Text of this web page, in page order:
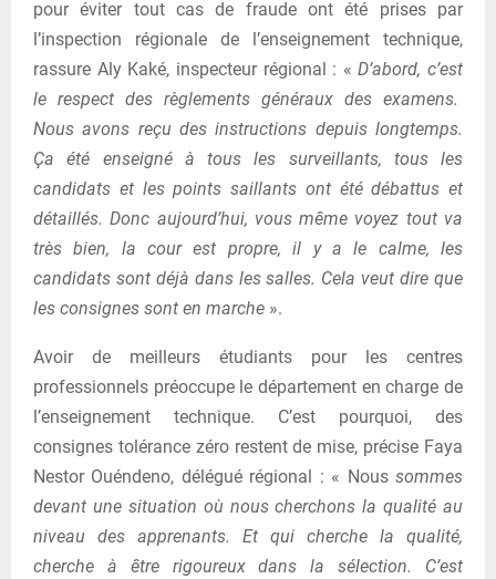
pour éviter tout cas de fraude ont été prises par
l’inspection régionale de l’enseignement technique,
rassure Aly Kaké, inspecteur régional : «D’abord, c’est
le respect des règlements généraux des examens.
Nous avons reçu des instructions depuis longtemps.
Ça été enseigné à tous les surveillants, tous les
candidats et les points saillants ont été débattus et
détaillés. Donc aujourd’hui, vous même voyez tout va
très bien, la cour est propre, il y a le calme, les
candidats sont déjà dans les salles. Cela veut dire que
les consignes sont en marche ».
Avoir de meilleurs étudiants pour les centres
professionnels préoccupe le département en charge de
l’enseignement technique. C’est pourquoi, des
consignes tolérance zéro restent de mise, précise Faya
Nestor Ouéndeno, délégué régional : « Noussommes
devant une situation où nous cherchons la qualité au
niveau des apprenants. Et qui cherche la qualité,
cherche à être rigoureux dans la sélection. C’est